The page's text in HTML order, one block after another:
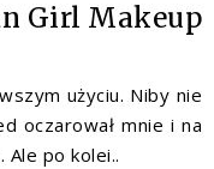
Girl Makeup
użyciu. Niby nie
oczarował mnie i na
Ale po kolei..